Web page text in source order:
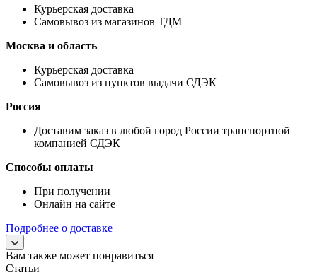
Курьерская доставка
Самовывоз из магазинов ТДМ
Москва и область
Курьерская доставка
Самовывоз из пунктов выдачи СДЭК
Россия
Доставим заказ в любой город России транспортной
компанией СДЭК
Способы оплаты
При получении
Онлайн на сайте
Подробнее о доставке
Вам также может понравиться
Статьи